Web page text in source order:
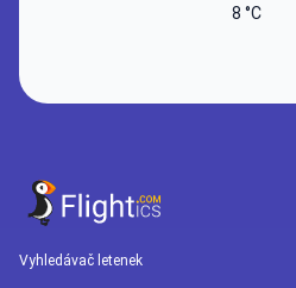
8 °C
Vyhledávač letenek